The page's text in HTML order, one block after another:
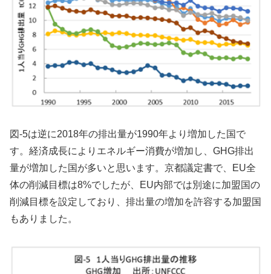
図-5は逆に2018年の排出量が1990年より増加した国で
す。経済成長によりエネルギー消費が増加し、GHG排出
量が増加した国が多いと思います。京都議定書で、EU全
体の削減目標は8%でしたが、EU内部では別途に加盟国の
削減目標を設定しており、排出量の増加を許容する加盟国
もありました。